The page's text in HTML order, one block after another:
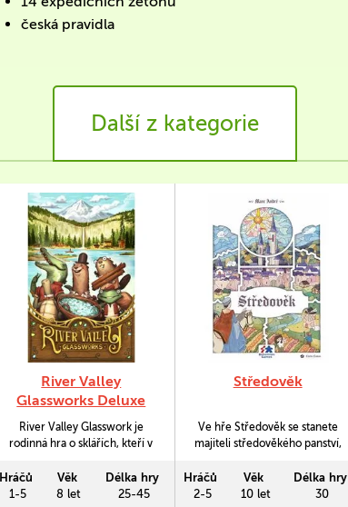
česká pravidla
Další z kategorie
River Valley
Glassworks Deluxe
River Valley Glasswork je
rodinná hra o sklářích, kteří v
sklíčka různých tvarů a
umísťují je do své sklárny.
Hráčů
1-5
Věk
8 let
Délka hry
25-45
Středověk
Ve hře Středověk se stanete
majiteli středověkého panství,
rukou. Budete dobrotivým
pánem, který staví hradby na
Hráčů
2-5
Věk
10 let
Délka hry
30